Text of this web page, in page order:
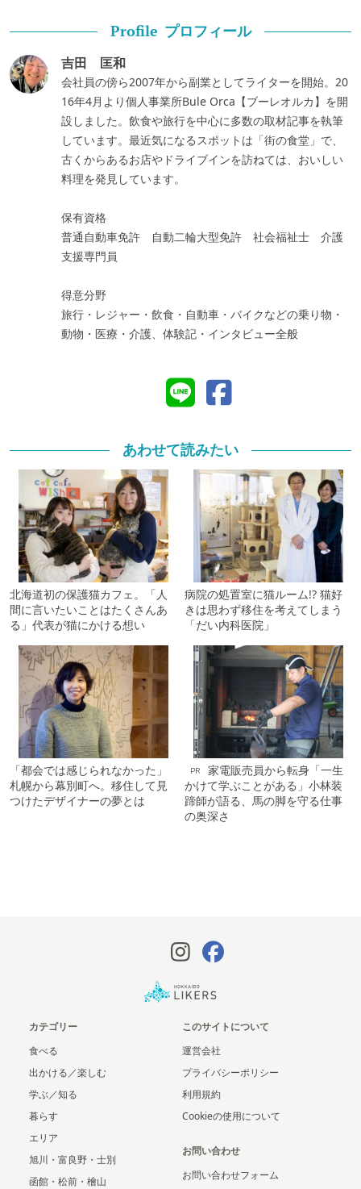
Profile プロフィール
吉田 匡和
会社員の傍ら2007年から副業としてライターを開始。20
16年4月より個人事業所Bule Orca【ブーレオルカ】を開
設しました。飲食や旅行を中心に多数の取材記事を執筆
しています。最近気になるスポットは「街の食堂」で、
古くからあるお店やドライブインを訪ねては、おいしい
料理を発見しています。
保有資格
普通自動車免許 自動二輪大型免許 社会福祉士 介護
支援専門員
得意分野
旅行・レジャー・飲食・自動車・バイクなどの乗り物・
動物・医療・介護、体験記・インタビュー全般
あわせて読みたい
北海道初の保護猫カフェ。「人
間に言いたいことはたくさんあ
る」代表が猫にかける想い
病院の処置室に猫ルーム!? 猫好
きは思わず移住を考えてしまう
「だい内科医院」
「都会では感じられなかった」
札幌から幕別町へ。移住して見
つけたデザイナーの夢とは
PR
家電販売員から転身「一生
かけて学ぶことがある」小林装
蹄師が語る、馬の脚を守る仕事
の奥深さ
カテゴリー
食べる
出かける／楽しむ
学ぶ／知る
暮らす
エリア
旭川・富良野・士別
函館・松前・檜山
このサイトについて
運営会社
プライバシーポリシー
利用規約
Cookieの使用について
お問い合わせ
お問い合わせフォーム